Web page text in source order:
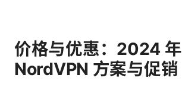
价格与优惠：2024 年
NordVPN 方案与促销